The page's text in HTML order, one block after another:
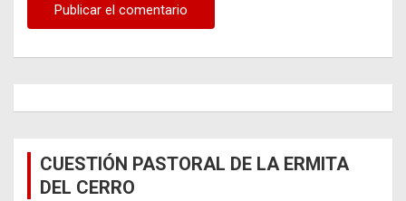
CUESTIÓN PASTORAL DE LA ERMITA
DEL CERRO